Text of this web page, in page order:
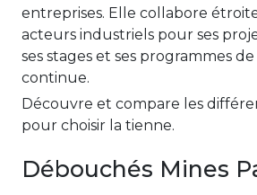
entreprises. Elle collabore
acteurs industriels pour ses
ses stages et ses programmes
continue.
Découvre et compare les
pour choisir la tienne.
Débouchés Mines